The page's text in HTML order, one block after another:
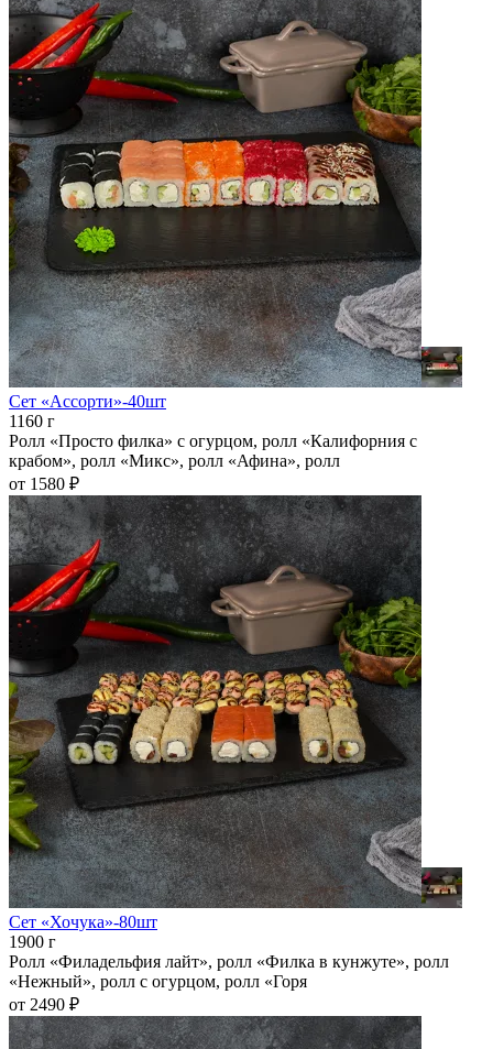
Сет «Ассорти»-40шт
1160 г
Ролл «Просто филка» с огурцом, ролл «Калифорния с
крабом», ролл «Микс», ролл «Афина», ролл
от 1580 ₽
Сет «Хочука»-80шт
1900 г
Ролл «Филадельфия лайт», ролл «Филка в кунжуте», ролл
«Нежный», ролл с огурцом, ролл «Горя
от 2490 ₽